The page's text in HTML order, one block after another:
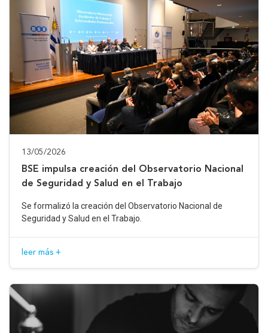
13/05/2026
BSE impulsa creación del Observatorio Nacional
de Seguridad y Salud en el Trabajo
Se formalizó la creación del Observatorio Nacional de
Seguridad y Salud en el Trabajo.
leer más +